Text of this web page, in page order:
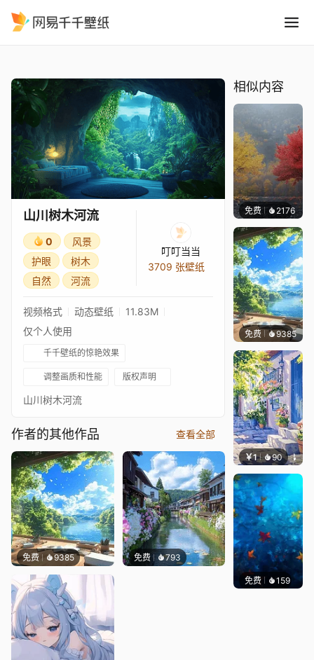
山川树木河流
0
风景
护眼
树木
自然
河流
叮叮当当
3709 张壁纸
视频格式 动态壁纸
11.83M
仅个人使用
千千壁纸的惊艳效果
调整画质和性能 版权声明
山川树木河流
作者的其他作品 查看全部
免费 9385 免费 793
相似内容
免费 2176
免费 9385叮叮
￥1 90 叮叮
免费 159Max